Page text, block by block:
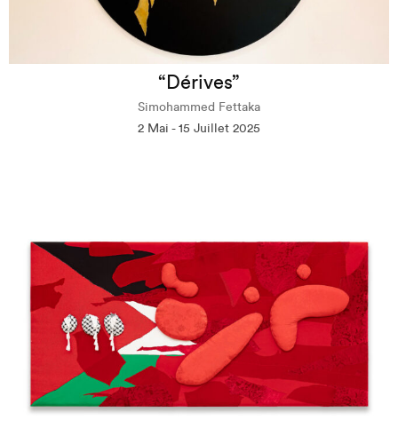
“Dérives”
Simohammed Fettaka
2 Mai - 15 Juillet 2025